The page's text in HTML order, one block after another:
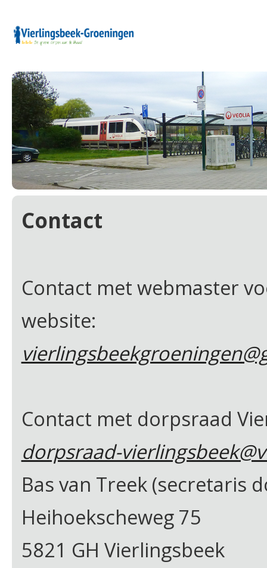
Contact
Contact met webmaster
website:
Contact met dorpsraad
dorpsraad-
Bas van Treek (secretaris
Heihoekscheweg 75
5821 GH Vierlingsbeek